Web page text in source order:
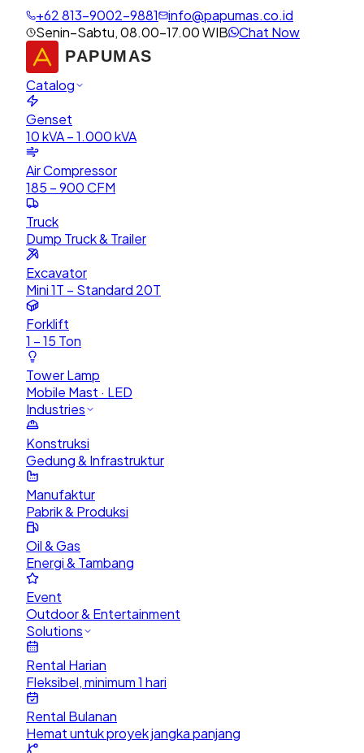
+62 813-9002-9881
info@papumas.co.id
Senin–Sabtu, 08.00–17.00 WIB
Chat Now
Catalog
Genset
10 kVA – 1.000 kVA
Air Compressor
185 – 900 CFM
Truck
Dump Truck & Trailer
Excavator
Mini 1T – Standard 20T
Forklift
1 – 15 Ton
Tower Lamp
Mobile Mast · LED
Industries
Konstruksi
Gedung & Infrastruktur
Manufaktur
Pabrik & Produksi
Oil & Gas
Energi & Tambang
Event
Outdoor & Entertainment
Solutions
Rental Harian
Fleksibel, minimum 1 hari
Rental Bulanan
Hemat untuk proyek jangka panjang